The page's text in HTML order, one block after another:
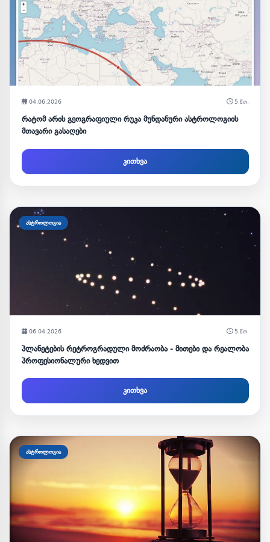
04.06.2026 5 წთ.
რატომ არის გეოგრაფიული რუკა მუნდანური ასტროლოგიის
მთავარი გასაღები
კითხვა
ასტროლოგია
06.04.2026 5 წთ.
პლანეტების რეტროგრადული მოძრაობა - მითები და რეალობა
პროფესიონალური ხედვით
კითხვა
ასტროლოგია